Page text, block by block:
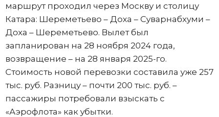
маршрут проходил через Москву и столицу
Катара: Шереметьево – Доха – Суварнабхуми –
Доха – Шереметьево. Вылет был
запланирован на 28 ноября 2024 года,
возвращение – на 28 января 2025-го.
Стоимость новой перевозки составила уже 257
тыс. руб. Разницу – почти 200 тыс. руб. –
пассажиры потребовали взыскать с
«Аэрофлота» как убытки.